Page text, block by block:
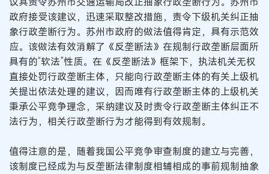
政府接受该建议，迅速采取整改措施，责令下级机关纠正抽
象行政垄断行为。苏州市政府的做法值得肯定，具有示范效
应。该做法有效消解了《反垄断法》在规制行政垄断层面所
具有的“软法”性质。在《反垄断法》框架下，执法机关无权
直接处罚行政垄断主体，只能向行政垄断主体的有关上级机
关提出依法处理的建议，因而唯有行政垄断主体的上级机关
秉承公平竞争理念，采纳建议及时责令行政垄断主体纠正不
法行为，相关行政垄断行为才能得到有效规制。
值得注意的是，随着我国公平竞争审查制度的建立与完善，
该制度已经成为与反垄断法律制度相辅相成的事前规制抽象